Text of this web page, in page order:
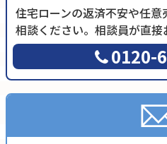
住宅ローンの返済不安や任
相談ください。相談員が直接
0120-